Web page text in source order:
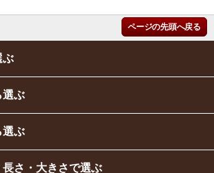
ページの先頭へ戻る
ぶ
選ぶ
選ぶ
さ・大きさで選ぶ